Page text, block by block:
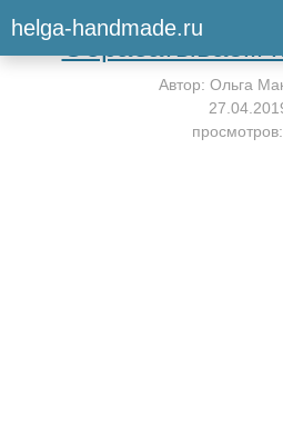
helga-handmade.ru
Вернуться к
Обрабатываем
Автор: Ольга